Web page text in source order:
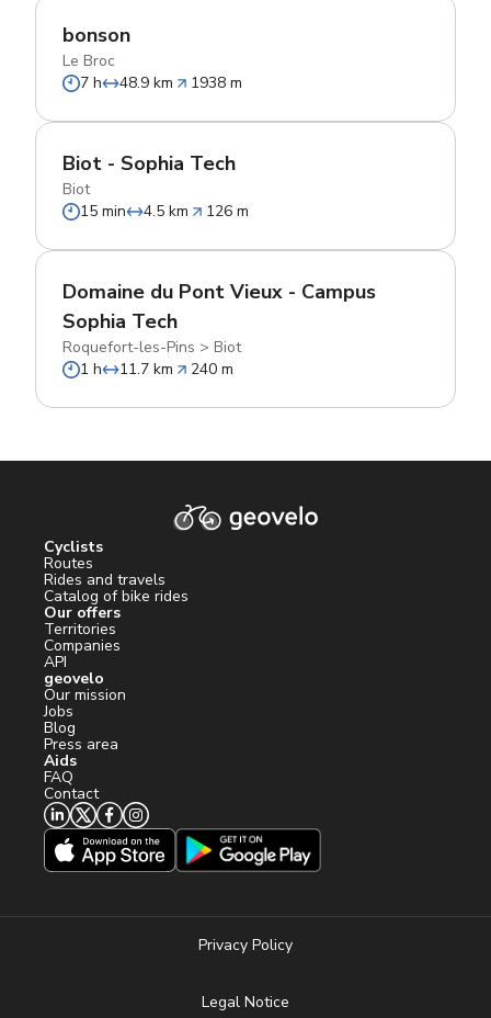
bonson
Le Broc
7 h
48.9 km 1938 m
Biot - Sophia Tech
Biot
15 min
4.5 km 126 m
Domaine du Pont Vieux - Campus
Sophia Tech
Roquefort-les-Pins > Biot
1 h
11.7 km 240 m
Cyclists
Routes
Rides and travels
Catalog of bike rides
Our offers
Territories
Companies
API
geovelo
Our mission
Jobs
Blog
Press area
Aids
FAQ
Contact
Privacy Policy
Legal Notice